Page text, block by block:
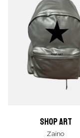
shop art
Zaino